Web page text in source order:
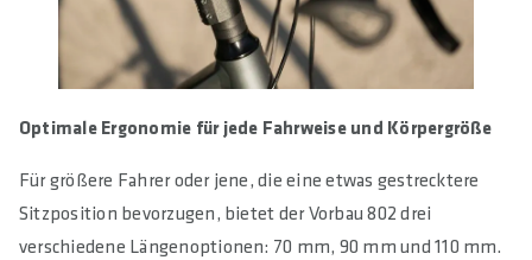
Optimale Ergonomie für jede Fahrweise und Körpergröße
Für größere Fahrer oder jene, die eine etwas gestrecktere
Sitzposition bevorzugen, bietet der Vorbau 802 drei
verschiedene Längenoptionen: 70 mm, 90 mm und 110 mm.